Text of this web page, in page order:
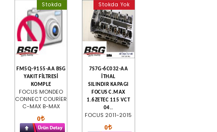
Stokda
FM5Q-9155-AA BSG
YAKIT FİLTRESİ
KOMPLE
FOCUS MONDEO
CONNECT COURİER
C-MAX B-MAX
0
Stokda Yok
7S7G-6C032-AA
İTHAL
SILINDIR KAPAGI
FOCUS C.MAX
1.6ZETEC 115 VCT
04..
FOCUS 2011-2015
0